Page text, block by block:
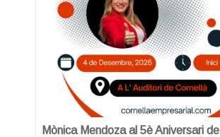
Mònica Mendoza al 5è Aniversari de